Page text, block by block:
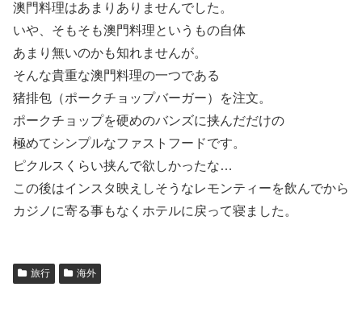
澳門料理はあまりありませんでした。
いや、そもそも澳門料理というもの自体
あまり無いのかも知れませんが。
そんな貴重な澳門料理の一つである
猪排包（ポークチョップバーガー）を注文。
ポークチョップを硬めのバンズに挟んだだけの
極めてシンプルなファストフードです。
ピクルスくらい挟んで欲しかったな…
この後はインスタ映えしそうなレモンティーを飲んでから
カジノに寄る事もなくホテルに戻って寝ました。
旅行 海外